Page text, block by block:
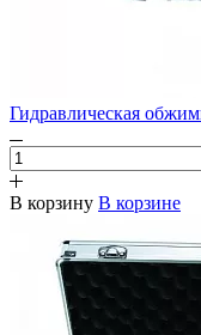
Гидравлическая
В корзину В корзине